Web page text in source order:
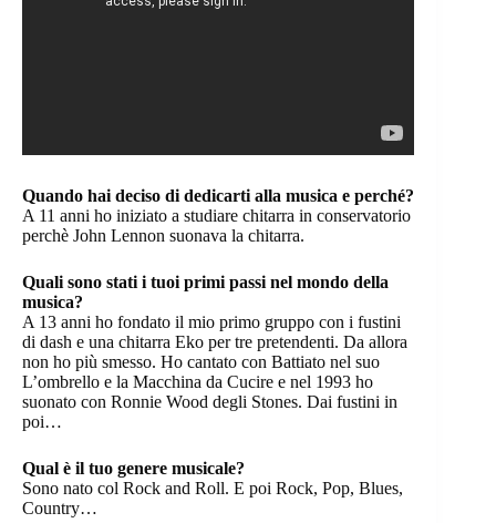
Quando hai deciso di dedicarti alla musica e perché?
A 11 anni ho iniziato a studiare chitarra in conservatorio
perchè John Lennon suonava la chitarra.
Quali sono stati i tuoi primi passi nel mondo della
musica?
A 13 anni ho fondato il mio primo gruppo con i fustini
di dash e una chitarra Eko per tre pretendenti. Da allora
non ho più smesso. Ho cantato con Battiato nel suo
L’ombrello e la Macchina da Cucire e nel 1993 ho
suonato con Ronnie Wood degli Stones. Dai fustini in
poi…
Qual è il tuo genere musicale?
Sono nato col Rock and Roll. E poi Rock, Pop, Blues,
Country…